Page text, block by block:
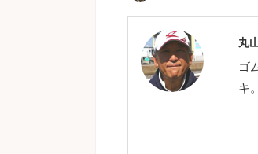
丸
ゴ
キ